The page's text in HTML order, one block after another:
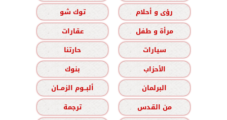
رؤى و أحلام
توك شو
مرأة و طفل
عقارات
سيارات
حارتنا
الأحزاب
بنوك
البرلمان
ألبــوم الزمــان
من القدس
ترجمة